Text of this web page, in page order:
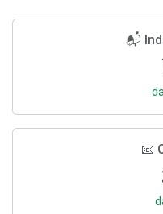
📬
📧